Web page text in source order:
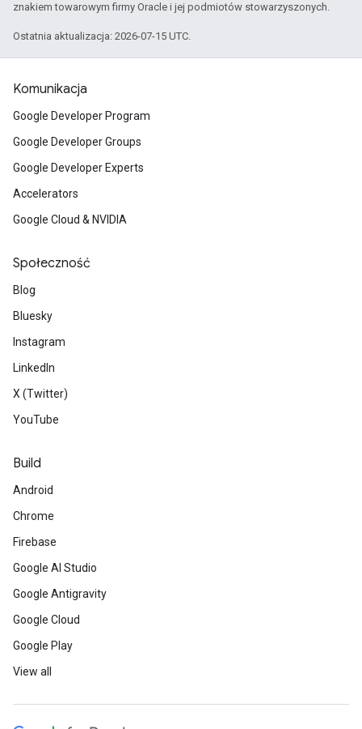
znakiem towarowym firmy Oracle i jej podmiotów stowarzyszonych.
Ostatnia aktualizacja: 2026-07-15 UTC.
Komunikacja
Google Developer Program
Google Developer Groups
Google Developer Experts
Accelerators
Google Cloud & NVIDIA
Społeczność
Blog
Bluesky
Instagram
LinkedIn
X (Twitter)
YouTube
Build
Android
Chrome
Firebase
Google AI Studio
Google Antigravity
Google Cloud
Google Play
View all